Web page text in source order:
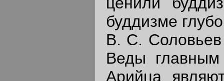
буддизме
B. C.
Веды
Арийца